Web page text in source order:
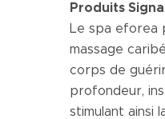
Produits
Le spa eforea
massage
corps de
profondeur,
stimulant ainsi